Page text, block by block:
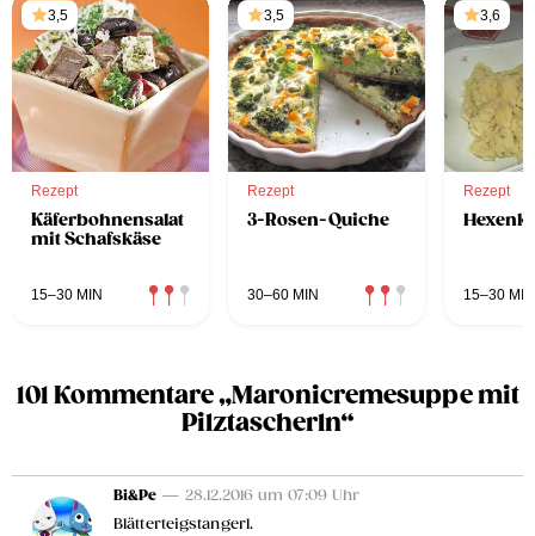
3,5
Rezept
Käferbohnensalat
mit Schafskäse
15–30 MIN
3,5
Rezept
3-Rosen-Quiche
30–60 MIN
3,6
Rezept
15–30 MIN
101 Kommentare „Maronicremesuppe mit
Pilztascherln“
Bi&Pe — 28.12.2016 um 07:09 Uhr
Blätterteigstangerl.